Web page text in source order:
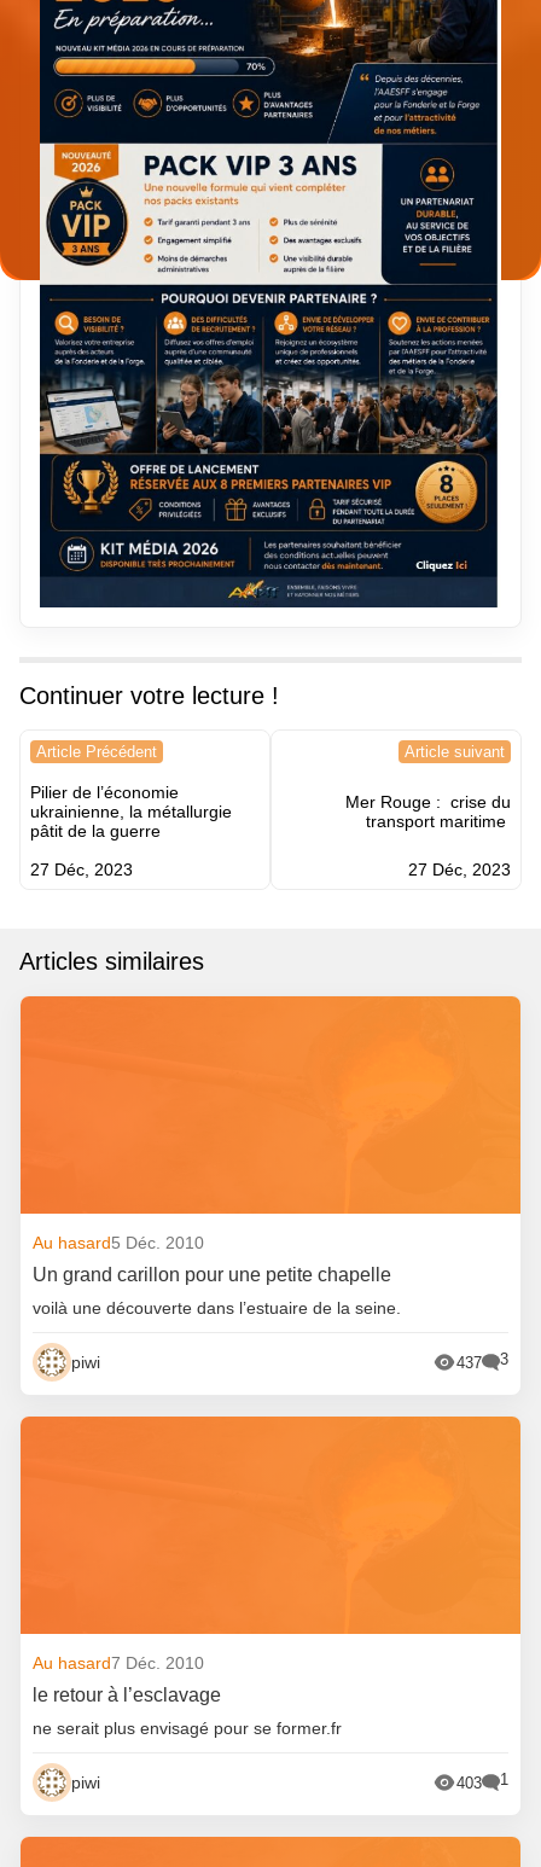
Continuer votre lecture !
Navigation
l’article
Article Précédent
Pilier de l’économie
ukrainienne, la métallurgie
pâtit de la guerre
27 Déc, 2023
Article suivant
Mer Rouge : crise du
transport maritime
27 Déc, 2023
Articles similaires
Au hasard5 Déc. 2010
Un grand carillon pour une petite chapelle
voilà une découverte dans l’estuaire de la seine.
piwi 437 3
Au hasard7 Déc. 2010
le retour à l’esclavage
ne serait plus envisagé pour se former.fr
piwi 403 1